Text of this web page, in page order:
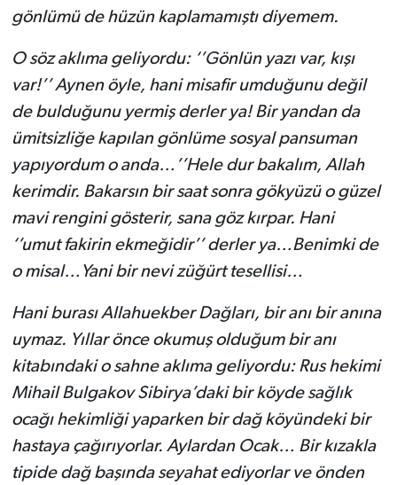
gönlümü de hüzün kaplamamıştı diyemem.
O söz aklıma geliyordu: ‘’Gönlün yazı var, kışı
var!’’ Aynen öyle, hani misafir umduğunu değil
de bulduğunu yermiş derler ya! Bir yandan da
ümitsizliğe kapılan gönlüme sosyal pansuman
yapıyordum o anda…’’Hele dur bakalım, Allah
kerimdir. Bakarsın bir saat sonra gökyüzü o güzel
mavi rengini gösterir, sana göz kırpar. Hani
‘’umut fakirin ekmeğidir’’ derler ya…Benimki de
o misal…Yani bir nevi züğürt tesellisi…
Hani burası Allahuekber Dağları, bir anı bir anına
uymaz. Yıllar önce okumuş olduğum bir anı
kitabındaki o sahne aklıma geliyordu: Rus hekimi
Mihail Bulgakov Sibirya’daki bir köyde sağlık
ocağı hekimliği yaparken bir dağ köyündeki bir
hastaya çağırıyorlar. Aylardan Ocak… Bir kızakla
tipide dağ başında seyahat ediyorlar ve önden